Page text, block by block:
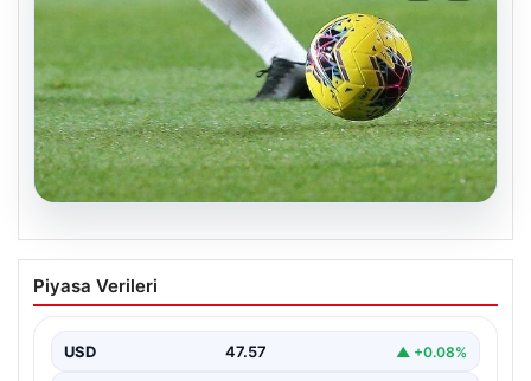
05.08.2026
04 Ağustos 2026 Salı Gününün Spor
Programı ve Maç Bilgileri
olan spor etkinlikleri ve maçlar için heyecan…
Piyasa Verileri
USD 47.57 ▲ +0.08%